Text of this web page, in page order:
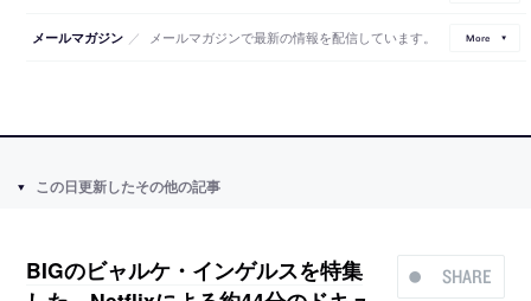
メールマガジン ／ メールマガジンで最新の情報を配信しています。 More
この日更新したその他の記事
SHARE
BIGのビャルケ・インゲルスを特集